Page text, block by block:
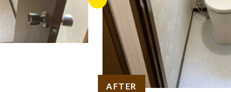
AFTER